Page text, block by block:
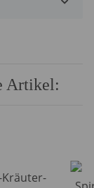
Artikel: